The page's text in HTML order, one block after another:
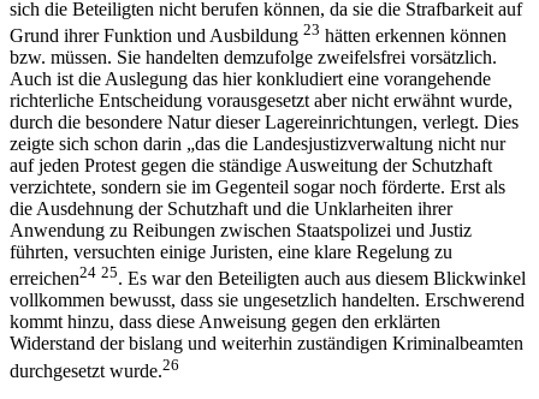
sich die Beteiligten nicht berufen können, da sie die Strafbarkeit auf
Grund ihrer Funktion und Ausbildung 23 hätten erkennen können
bzw. müssen. Sie handelten demzufolge zweifelsfrei vorsätzlich.
Auch ist die Auslegung das hier konkludiert eine vorangehende
richterliche Entscheidung vorausgesetzt aber nicht erwähnt wurde,
durch die besondere Natur dieser Lagereinrichtungen, verlegt. Dies
zeigte sich schon darin „das die Landesjustizverwaltung nicht nur
auf jeden Protest gegen die ständige Ausweitung der Schutzhaft
verzichtete, sondern sie im Gegenteil sogar noch förderte. Erst als
die Ausdehnung der Schutzhaft und die Unklarheiten ihrer
Anwendung zu Reibungen zwischen Staatspolizei und Justiz
führten, versuchten einige Juristen, eine klare Regelung zu
erreichen24 25. Es war den Beteiligten auch aus diesem Blickwinkel
vollkommen bewusst, dass sie ungesetzlich handelten. Erschwerend
kommt hinzu, dass diese Anweisung gegen den erklärten
Widerstand der bislang und weiterhin zuständigen Kriminalbeamten
durchgesetzt wurde.26